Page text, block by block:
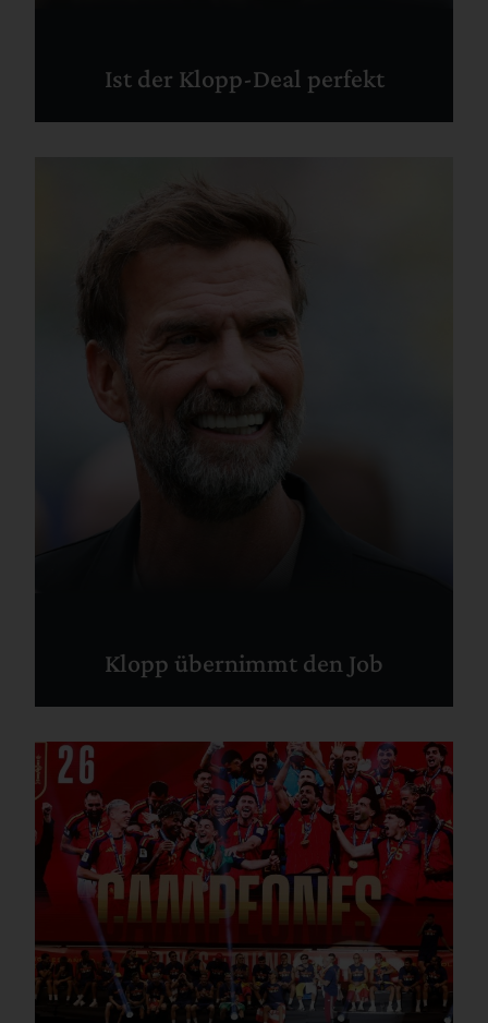
Ist der Klopp-Deal perfekt
Klopp übernimmt den Job